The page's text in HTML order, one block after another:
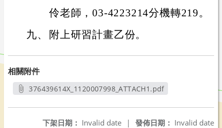
伶老師，03-4223214分機轉219。
九、
附上研習計畫乙份。
相關附件
376439614X_1120007998_ATTACH1.pdf
發佈日期： Invalid date
下架日期： Invalid date
|